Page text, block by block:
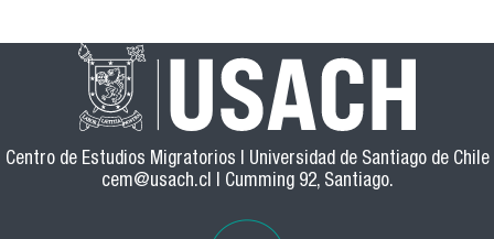
Centro de Estudios Migratorios | Universidad de Santiago de Chile
cem@usach.cl | Cumming 92, Santiago.